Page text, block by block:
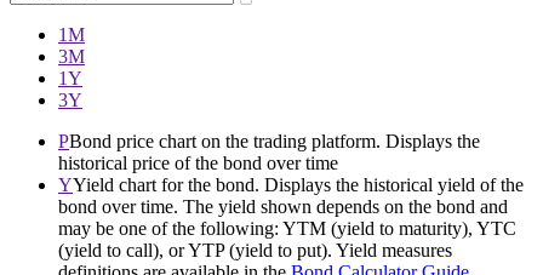
1М
3М
1Y
3Y
PBond price chart on the trading platform. Displays the
historical price of the bond over time
YYield chart for the bond. Displays the historical yield of the
bond over time. The yield shown depends on the bond and
may be one of the following: YTM (yield to maturity), YTC
(yield to call), or YTP (yield to put). Yield measures